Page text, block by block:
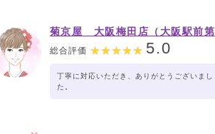
菊京屋 大阪梅田店（大阪駅前第
３ビル）
総合評価 5.0
丁寧に対応いただき、ありがとうございまし
た。